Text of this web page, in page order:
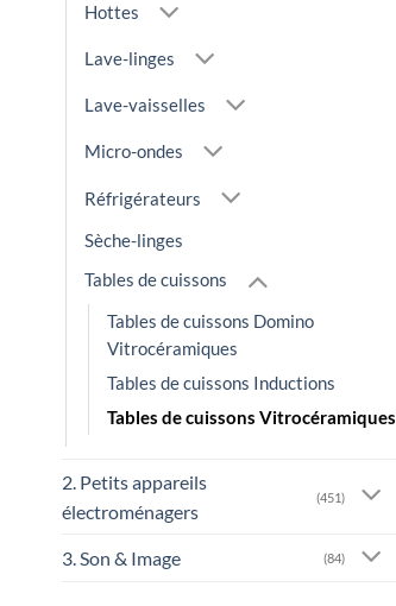
Hottes
Lave-linges
Lave-vaisselles
Micro-ondes
Réfrigérateurs
Sèche-linges
Tables de cuissons
Tables de cuissons Domino
Vitrocéramiques
Tables de cuissons Inductions
Tables de cuissons Vitrocéramiques
2. Petits appareils
électroménagers
(451)
3. Son & Image (84)